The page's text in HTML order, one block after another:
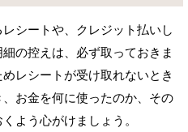
シートや、クレジット払いし
の控えは、必ず取っておきま
レシートが受け取れないとき
お金を何に使ったのか、その
よう心がけましょう。